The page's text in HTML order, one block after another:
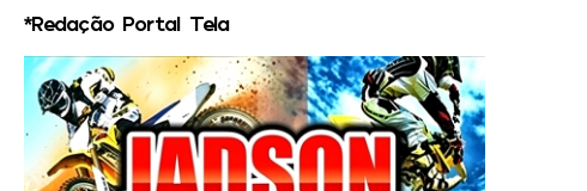
*Redação Portal Tela